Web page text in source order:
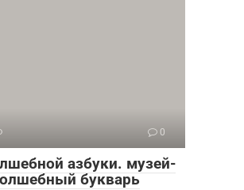
0
азбуки. музей-
букварь